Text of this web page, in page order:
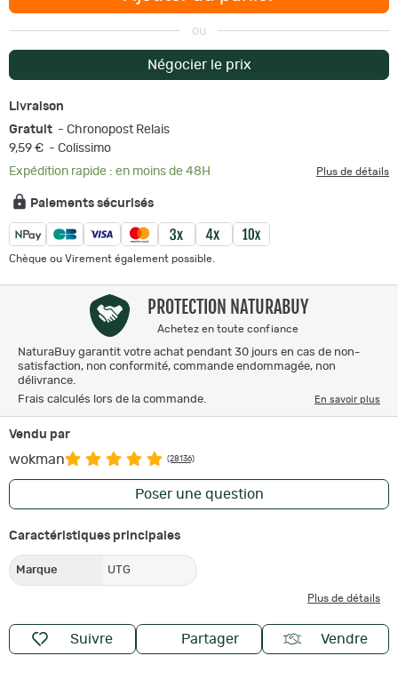
ou
Négocier le prix
Livraison
Gratuit - Chronopost Relais
9,59 € - Colissimo
Expédition rapide : en moins de 48H
Plus de détails
Paiements sécurisés
Chèque ou Virement également possible.
PROTECTION NATURABUY
Achetez en toute confiance
NaturaBuy garantit votre achat pendant 30 jours en cas de non-
satisfaction, non conformité, commande endommagée, non
délivrance.
Frais calculés lors de la commande.
En savoir plus
Vendu par
wokman (28136)
Poser une question
Caractéristiques principales
Marque UTG
Plus de détails
Suivre Partager Vendre